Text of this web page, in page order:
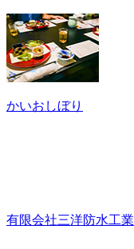
かいおしぼり
有限会社三洋防水工業